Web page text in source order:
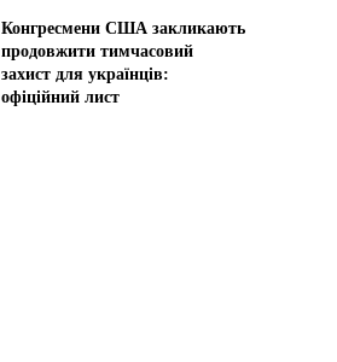
Конгресмени США закликають
продовжити тимчасовий
захист для українців:
офіційний лист